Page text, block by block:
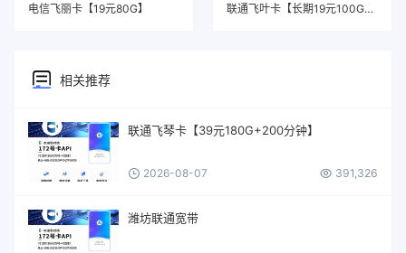
电信飞丽卡【19元80G】
联通飞叶卡【长期19元100G+300分钟】
相关推荐
联通飞琴卡【39元180G+200分钟】
2026-08-07 391,326
潍坊联通宽带